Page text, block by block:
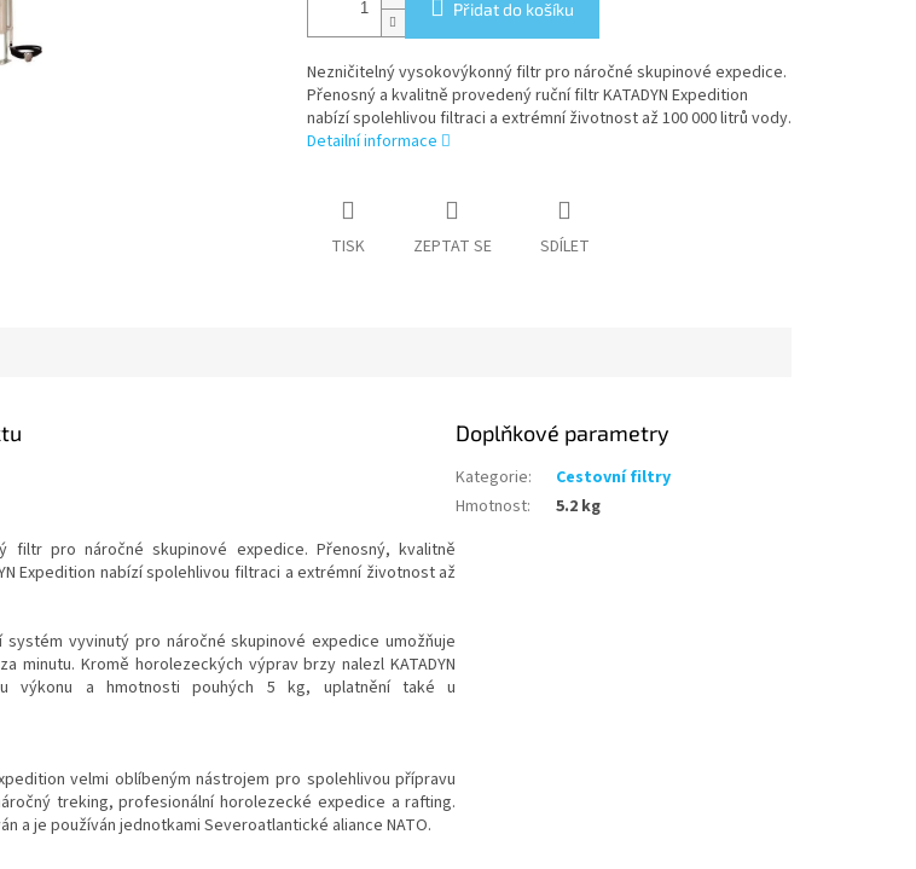
Přidat do košíku
Nezničitelný vysokovýkonný filtr pro náročné skupinové expedice.
Přenosný a kvalitně provedený ruční filtr KATADYN Expedition
nabízí spolehlivou filtraci a extrémní životnost až 100 000 litrů vody.
Detailní informace
TISK ZEPTAT SE SDÍLET
filtr pro náročné skupinové expedice. Přenosný, kvalitně
Expedition nabízí spolehlivou filtraci a extrémní životnost až
vyvinutý pro náročné skupinové expedice umožňuje
minutu. Kromě horolezeckých výprav brzy nalezl KATADYN
výkonu a hmotnosti pouhých 5 kg, uplatnění také u
velmi oblíbeným nástrojem pro spolehlivou přípravu
treking, profesionální horolezecké expedice a rafting.
a je používán jednotkami Severoatlantické aliance NATO.
Doplňkové parametry
Kategorie:
Cestovní filtry
Hmotnost: 5.2 kg